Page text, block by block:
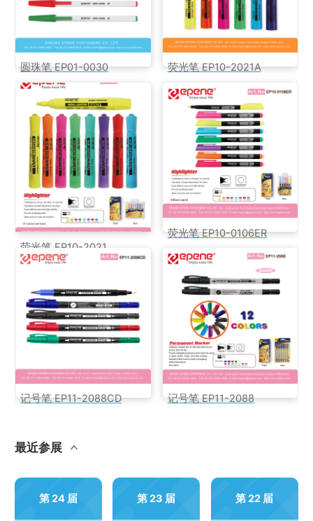
圆珠笔 EP01-0030 荧光笔 EP10-2021A
荧光笔 EP10-2021
荧光笔 EP10-0106ER
记号笔 EP11-2088CD 记号笔 EP11-2088
最近参展
第 24 届 第 23 届 第 22 届